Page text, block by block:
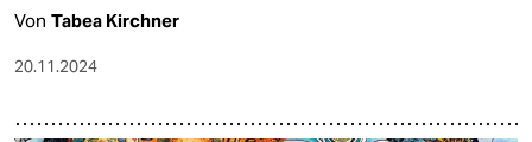
Von Tabea Kirchner
20.11.2024